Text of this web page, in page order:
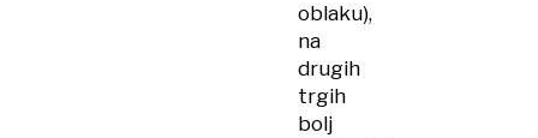
oblaku),
na
drugih
trgih
bolj